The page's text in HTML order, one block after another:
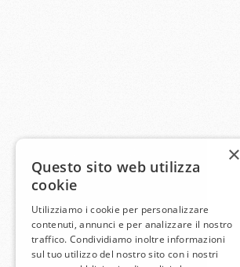
×
Questo sito web utilizza
cookie
Utilizziamo i cookie per personalizzare
contenuti, annunci e per analizzare il nostro
traffico. Condividiamo inoltre informazioni
sul tuo utilizzo del nostro sito con i nostri